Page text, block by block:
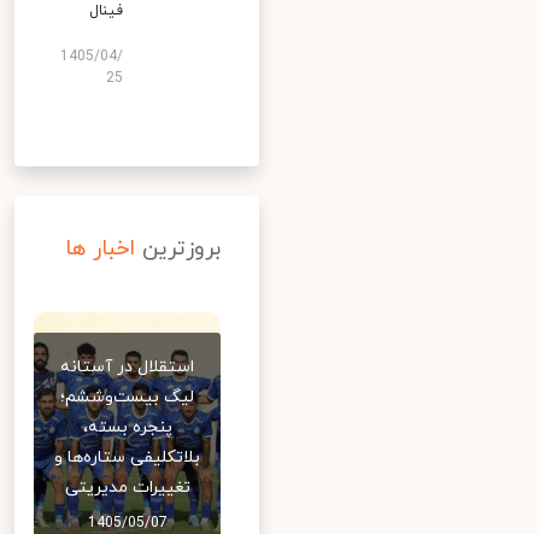
فینال
1405/04/
25
بروزترین اخبار ها
استقلال در آستانه
لیگ بیست‌وششم؛
پنجره بسته،
بلاتکلیفی ستاره‌ها و
تغییرات مدیریتی
1405/05/07